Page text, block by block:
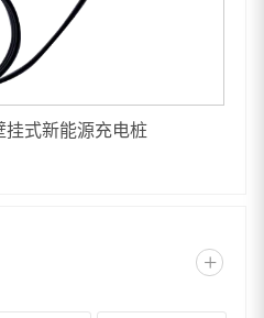
式新能源充电桩
+